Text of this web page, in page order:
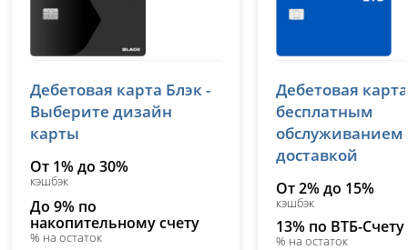
лицензия № 2673
Дебетовая карта Блэк -
Выберите дизайн
карты
От 1% до 30%
кэшбэк
До 9% по
накопительному счету
% на остаток
лицензия № 1000
Дебетовая
бесплатным
обслуживанием
доставкой
От 2% до 15%
кэшбэк
13% по ВТБ-Счету
% на остаток